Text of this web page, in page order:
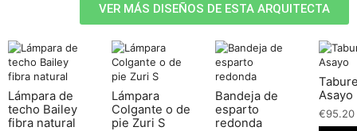
VER MÁS DISEÑOS DE ESTA ARQUITECTA
Lámpara de
techo Bailey
fibra natural
Lámpara
Colgante o de
pie Zuri S
Bandeja de
esparto
redonda
Asayo
€95.20